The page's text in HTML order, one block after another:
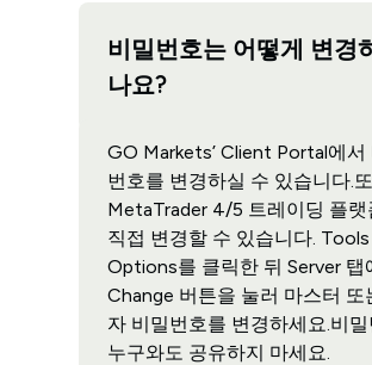
비밀번호는 어떻게 변경
나요?
GO Markets’ Client Portal에서
번호를 변경하실 수 있습니다.
MetaTrader 4/5 트레이딩 플랫
직접 변경할 수 있습니다. Tools
Options를 클릭한 뒤 Server 탭
Change 버튼을 눌러 마스터 또
자 비밀번호를 변경하세요.비
누구와도 공유하지 마세요.